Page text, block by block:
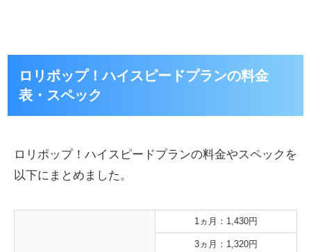
ロリポップ！ハイスピードプランの料金
表・スペック
ロリポップ！ハイスピードプランの料金やスペックを
以下にまとめました。
1ヵ月：1,430円
3ヵ月：1,320円